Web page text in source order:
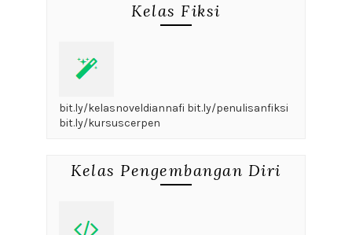
Kelas Fiksi
bit.ly/kelasnoveldiannafi bit.ly/penulisanfiksi
bit.ly/kursuscerpen
Kelas Pengembangan Diri